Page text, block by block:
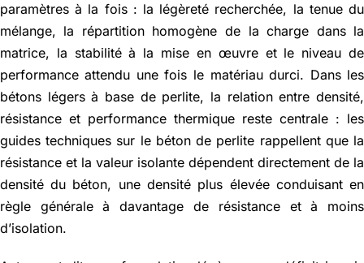
paramètres à la fois : la légèreté recherchée, la tenue du
mélange, la répartition homogène de la charge dans la
matrice, la stabilité à la mise en œuvre et le niveau de
performance attendu une fois le matériau durci. Dans les
bétons légers à base de perlite, la relation entre densité,
résistance et performance thermique reste centrale : les
guides techniques sur le béton de perlite rappellent que la
résistance et la valeur isolante dépendent directement de la
densité du béton, une densité plus élevée conduisant en
règle générale à davantage de résistance et à moins
d’isolation.